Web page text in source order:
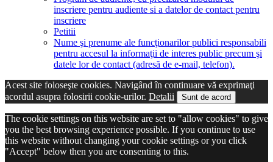
inscriere pentru audiente si a datelor de contact pentru
inscriere
Petitii
Nume şi prenume ale funcţionarilor publici responsabili
pentru accesul la informaţii de interes public precum şi
datele lor de contact (adresă de e-mail, telefon).
Acest site foloseşte cookies. Navigând în continuare vă exprimaţi
acordul asupra folosirii cookie-urilor. Detalii Sunt de acord
The cookie settings on this website are set to "allow cookies" to give
you the best browsing experience possible. If you continue to use
this website without changing your cookie settings or you click
"Accept" below then you are consenting to this.